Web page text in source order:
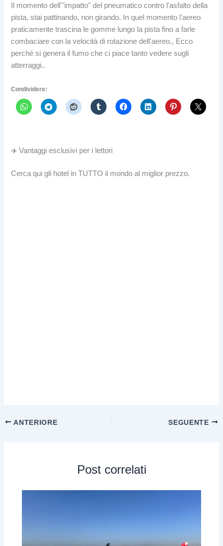
Il momento dell'"impatto" del pneumatico contro l'asfalto della
pista, stai pattinando, non girando. In quel momento l'aereo
praticamente trascina le gomme lungo la pista fino a farle
combaciare con la velocità di rotazione dell'aereo., Ecco
perché si genera il fumo che ci piace tanto vedere sugli
atterraggi..
Condividere:
✈️ Vantaggi esclusivi per i lettori
Cerca qui gli hotel in TUTTO il mondo al miglior prezzo.
ANTERIORE SEGUENTE
Post correlati